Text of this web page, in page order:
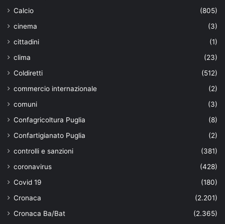
Calcio
(805)
cinema
(3)
cittadini
(1)
clima
(23)
Coldiretti
(512)
commercio internazionale
(2)
comuni
(3)
Confagricoltura Puglia
(8)
Confartigianato Puglia
(2)
controlli e sanzioni
(381)
coronavirus
(428)
Covid 19
(180)
Cronaca
(2.201)
Cronaca Ba/Bat
(2.365)